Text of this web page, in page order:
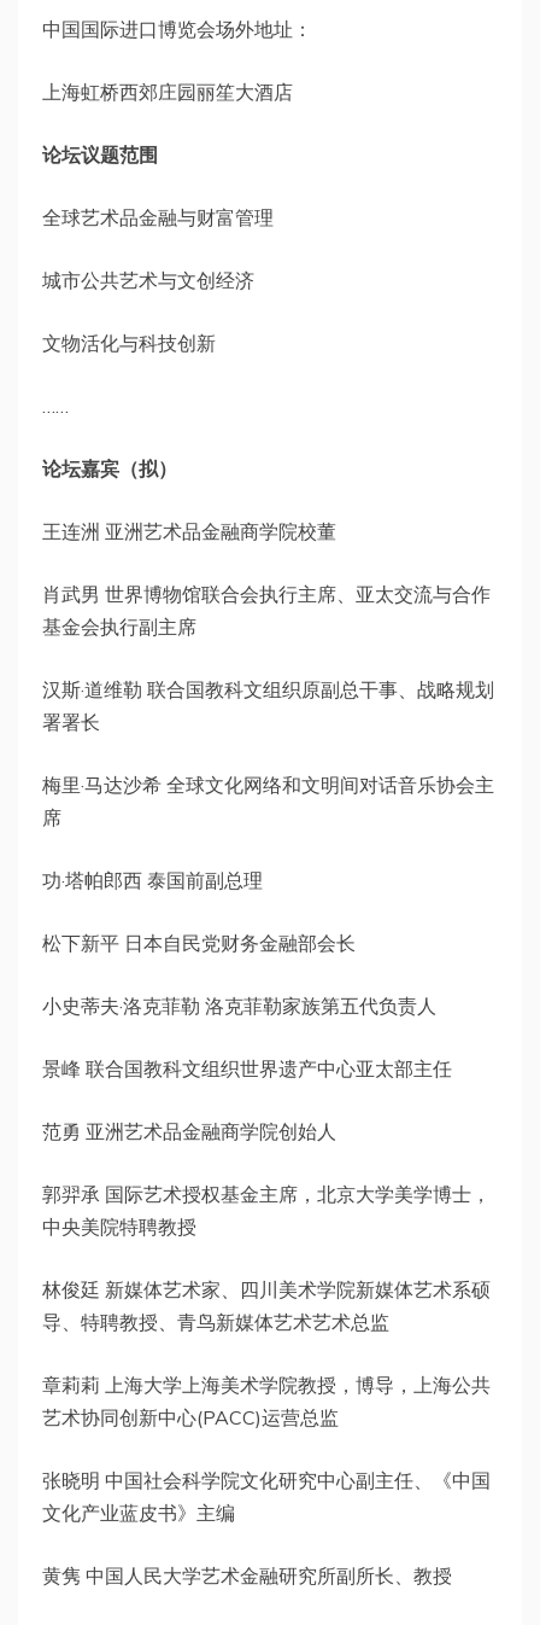
中国国际进口博览会场外地址：
上海虹桥西郊庄园丽笙大酒店
论坛议题范围
全球艺术品金融与财富管理
城市公共艺术与文创经济
文物活化与科技创新
……
论坛嘉宾（拟）
王连洲 亚洲艺术品金融商学院校董
肖武男 世界博物馆联合会执行主席、亚太交流与合作
基金会执行副主席
汉斯·道维勒 联合国教科文组织原副总干事、战略规划
署署长
梅里·马达沙希 全球文化网络和文明间对话音乐协会主
席
功·塔帕郎西 泰国前副总理
松下新平 日本自民党财务金融部会长
小史蒂夫·洛克菲勒 洛克菲勒家族第五代负责人
景峰 联合国教科文组织世界遗产中心亚太部主任
范勇 亚洲艺术品金融商学院创始人
郭羿承 国际艺术授权基金主席，北京大学美学博士，
中央美院特聘教授
林俊廷 新媒体艺术家、四川美术学院新媒体艺术系硕
导、特聘教授、青鸟新媒体艺术艺术总监
章莉莉 上海大学上海美术学院教授，博导，上海公共
艺术协同创新中心(PACC)运营总监
张晓明 中国社会科学院文化研究中心副主任、《中国
文化产业蓝皮书》主编
黄隽 中国人民大学艺术金融研究所副所长、教授